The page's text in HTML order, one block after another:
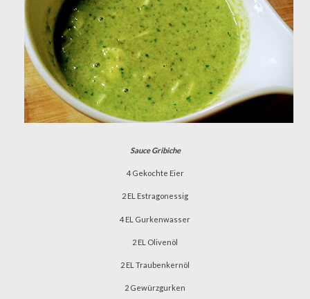
Sauce Gribiche
4 Gekochte Eier
2 EL Estragonessig
4 EL Gurkenwasser
2 EL Olivenöl
2 EL Traubenkernöl
2 Gewürzgurken